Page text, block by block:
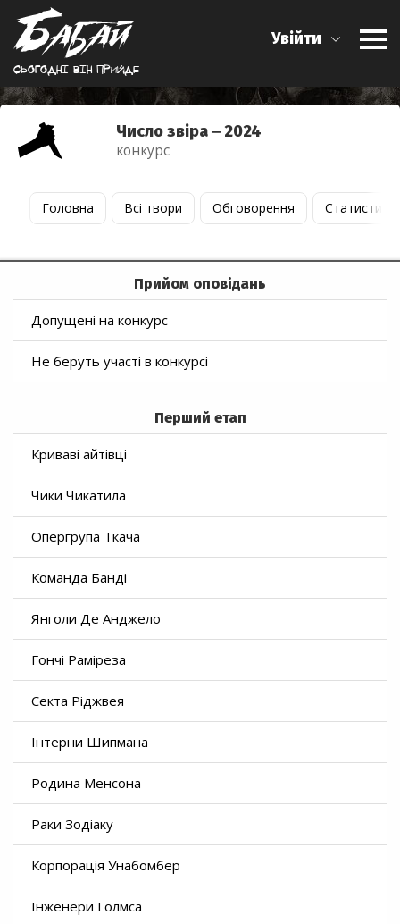
Сьогоднi вiн прийде
Увійти
Число звіра ‒ 2024
конкурс
Головна Всі твори Обговорення Статистика
Прийом оповідань
Допущені на конкурс
Не беруть участі в конкурсі
Перший етап
Криваві айтівці
Чики Чикатила
Опергрупа Ткача
Команда Банді
Янголи Де Анджело
Гончі Раміреза
Секта Ріджвея
Інтерни Шипмана
Родина Менсона
Раки Зодіаку
Корпорація Унабомбер
Інженери Голмса